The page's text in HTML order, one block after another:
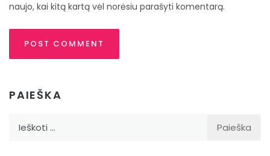
naujo, kai kitą kartą vėl norėsiu parašyti komentarą.
PAIEŠKA